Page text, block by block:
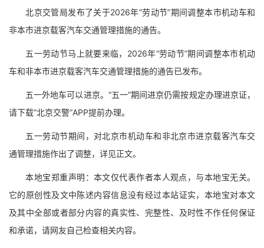
北京交管局发布了关于2026年“劳动节”期间调整本市机动车和
非本市进京载客汽车交通管理措施的通告。
五一劳动节马上就要来临，2026年“劳动节”期间调整本市机动
车和非本市进京载客汽车交通管理措施的通告已发布。
五一外地车可以进京。“五一”期间进京仍需按规定办理进京证，
请下载“北京交警”APP提前办理。
五一劳动节期间，对北京市机动车和非北京市进京载客汽车交
通管理措施作出了调整，详见正文。
本地宝郑重声明：本文仅代表作者本人观点，与本地宝无关。
它的原创性及文中陈述内容信息没有经过本站证实，本地宝对本文
及其中全部或者部分内容的真实性、完整性、及时性不作任何保证
和承诺，请网友自己检查相关内容。